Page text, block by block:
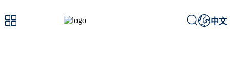
 中文